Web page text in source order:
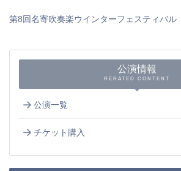
第8回名寄吹奏楽ウインターフェスティバル
公演情報
RERATED CONTENT
公演一覧
チケット購入